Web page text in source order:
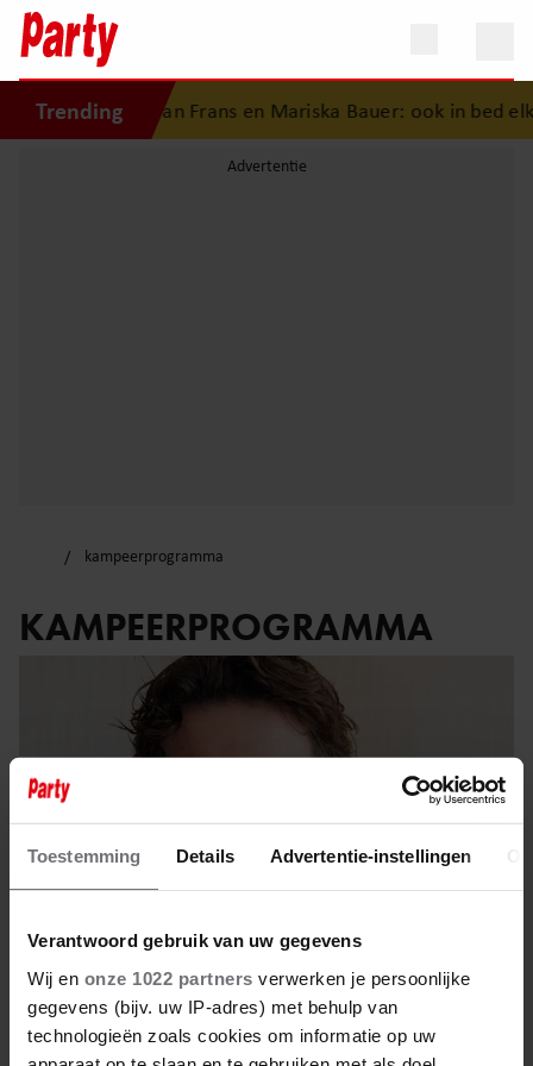
Toestemming Details Advertentie-instellingen
Verantwoord gebruik van uw gegevens
Wij en onze 1022 partners verwerken je persoonlijke
gegevens (bijv. uw IP-adres) met behulp van
technologieën zoals cookies om informatie op uw
Trending van Frans en Mariska Bauer: ook in bed
kampeerprogramma
KAMPEERPROGRAMMA
16 maart 2025